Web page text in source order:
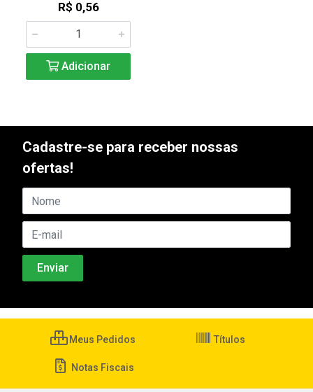
R$ 0,56
Adicionar
Cadastre-se para receber nossas
ofertas!
Meus Pedidos Títulos
Notas Fiscais